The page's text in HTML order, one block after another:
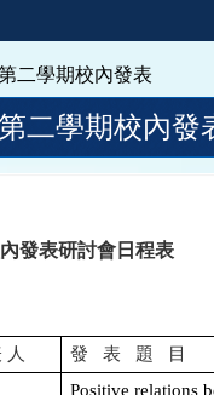
二學期校內發表
二學期校內發
發表研討會日程表
人 發 表 題
目
Positive relations